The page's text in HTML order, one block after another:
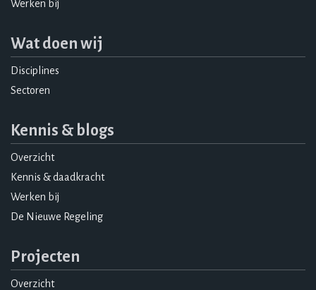
Werken bij
Wat doen wij
Disciplines
Sectoren
Kennis & blogs
Overzicht
Kennis & daadkracht
Werken bij
De Nieuwe Regeling
Projecten
Overzicht